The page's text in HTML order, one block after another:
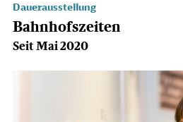
Dauerausstellung
Bahnhofszeiten
Seit Mai 2020